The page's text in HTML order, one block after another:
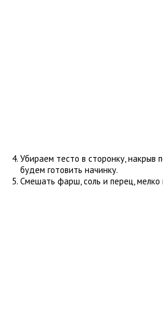
Убираем тесто в сторонку, накрыв
будем готовить начинку.
Смешать фарш, соль и перец, мелко